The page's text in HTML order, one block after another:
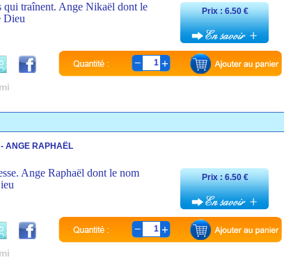
qui traînent. Ange Nikaël dont le
Dieu
Prix : 6.50 €
1
ANGE RAPHAËL
Ange Raphaël dont le nom
Prix : 6.50 €
1